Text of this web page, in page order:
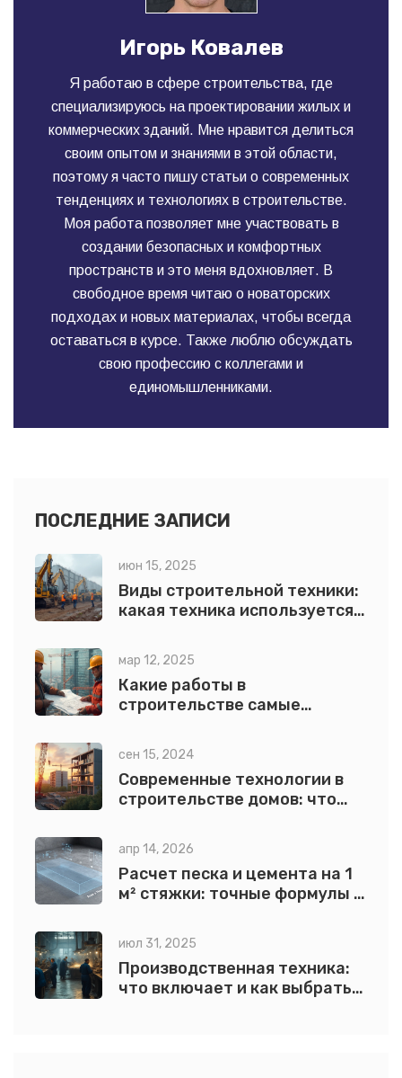
Игорь Ковалев
Я работаю в сфере строительства, где
специализируюсь на проектировании жилых и
коммерческих зданий. Мне нравится делиться
своим опытом и знаниями в этой области,
поэтому я часто пишу статьи о современных
тенденциях и технологиях в строительстве.
Моя работа позволяет мне участвовать в
создании безопасных и комфортных
пространств и это меня вдохновляет. В
свободное время читаю о новаторских
подходах и новых материалах, чтобы всегда
оставаться в курсе. Также люблю обсуждать
свою профессию с коллегами и
единомышленниками.
ПОСЛЕДНИЕ ЗАПИСИ
июн 15, 2025
Виды строительной техники:
какая техника используется
мар 12, 2025
Какие работы в
строительстве самые
сен 15, 2024
Современные технологии в
строительстве домов: что
апр 14, 2026
Расчет песка и цемента на 1
м² стяжки: точные формулы и
июл 31, 2025
Производственная техника:
что включает и как выбрать